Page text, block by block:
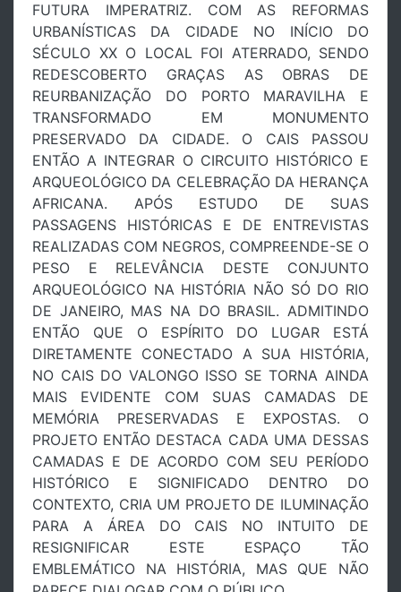
FUTURA IMPERATRIZ. COM AS REFORMAS
URBANÍSTICAS DA CIDADE NO INÍCIO DO
SÉCULO XX O LOCAL FOI ATERRADO, SENDO
REDESCOBERTO GRAÇAS AS OBRAS DE
REURBANIZAÇÃO DO PORTO MARAVILHA E
TRANSFORMADO EM MONUMENTO
PRESERVADO DA CIDADE. O CAIS PASSOU
ENTÃO A INTEGRAR O CIRCUITO HISTÓRICO E
ARQUEOLÓGICO DA CELEBRAÇÃO DA HERANÇA
AFRICANA. APÓS ESTUDO DE SUAS
PASSAGENS HISTÓRICAS E DE ENTREVISTAS
REALIZADAS COM NEGROS, COMPREENDE-SE O
PESO E RELEVÂNCIA DESTE CONJUNTO
ARQUEOLÓGICO NA HISTÓRIA NÃO SÓ DO RIO
DE JANEIRO, MAS NA DO BRASIL. ADMITINDO
ENTÃO QUE O ESPÍRITO DO LUGAR ESTÁ
DIRETAMENTE CONECTADO A SUA HISTÓRIA,
NO CAIS DO VALONGO ISSO SE TORNA AINDA
MAIS EVIDENTE COM SUAS CAMADAS DE
MEMÓRIA PRESERVADAS E EXPOSTAS. O
PROJETO ENTÃO DESTACA CADA UMA DESSAS
CAMADAS E DE ACORDO COM SEU PERÍODO
HISTÓRICO E SIGNIFICADO DENTRO DO
CONTEXTO, CRIA UM PROJETO DE ILUMINAÇÃO
PARA A ÁREA DO CAIS NO INTUITO DE
RESIGNIFICAR ESTE ESPAÇO TÃO
EMBLEMÁTICO NA HISTÓRIA, MAS QUE NÃO